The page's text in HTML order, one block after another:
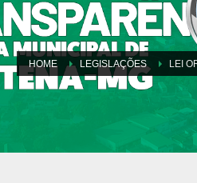
HOME LEGISLAÇÕES LEI